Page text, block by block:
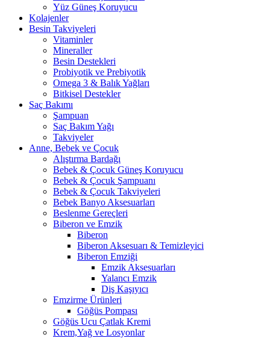
Yüz Güneş Koruyucu
Kolajenler
Besin Takviyeleri
Vitaminler
Mineraller
Besin Destekleri
Probiyotik ve Prebiyotik
Omega 3 & Balık Yağları
Bitkisel Destekler
Saç Bakımı
Şampuan
Saç Bakım Yağı
Takviyeler
Anne, Bebek ve Çocuk
Alıştırma Bardağı
Bebek & Çocuk Güneş Koruyucu
Bebek & Çocuk Şampuanı
Bebek & Çocuk Takviyeleri
Bebek Banyo Aksesuarları
Beslenme Gereçleri
Biberon ve Emzik
Biberon
Biberon Aksesuarı & Temizleyici
Biberon Emziği
Emzik Aksesuarları
Yalancı Emzik
Diş Kaşıyıcı
Emzirme Ürünleri
Göğüs Pompası
Göğüs Ucu Çatlak Kremi
Krem,Yağ ve Losyonlar